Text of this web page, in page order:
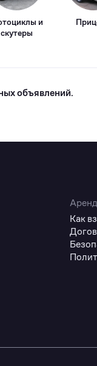
и
скутеры
объявлений.
Как